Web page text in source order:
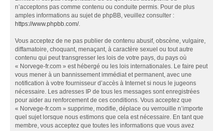
n’acceptons pas comme contenu ou conduite permis. Pour de plus
amples informations au sujet de phpBB, veuillez consulter :
https://www.phpbb.com/.
Vous acceptez de ne pas publier de contenu abusif, obscène, vulgaire,
diffamatoire, choquant, menaçant, à caractère sexuel ou tout autre
contenu qui peut transgresser les lois de votre pays, du pays où
« Norvege-fr.com » est hébergé ou les lois internationales. Le faire peut
vous mener à un bannissement immédiat et permanent, avec une
notification à votre fournisseur d’accès à Internet si nous le jugeons
nécessaire. Les adresses IP de tous les messages sont enregistrées
pour aider au renforcement de ces conditions. Vous acceptez que
« Norvege-fr.com » supprime, modifie, déplace ou verrouille n’importe
quel sujet lorsque nous estimons que cela est nécessaire. En tant que
membre, vous acceptez que toutes les informations que vous avez